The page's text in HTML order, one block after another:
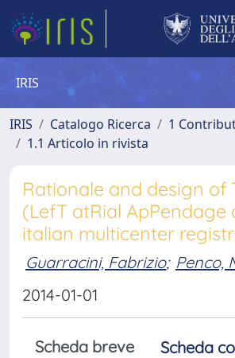
IRIS
IRIS Catalogo Ricerca
1
1.1 Articolo in rivista
Rationale and design of
(LefT atRial ApPendage
italian multicenter
Guarracini, Fabrizio; Penco,
2014-01-01
Scheda breve
Scheda